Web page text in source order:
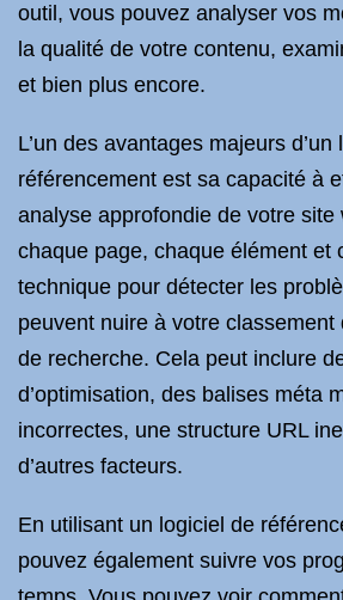
outil, vous pouvez analyser vos
la qualité de votre contenu,
et bien plus encore.
L’un des avantages majeurs d’un
référencement est sa capacité à
analyse approfondie de votre site
chaque page, chaque élément et
technique pour détecter les
peuvent nuire à votre classement
de recherche. Cela peut inclure
d’optimisation, des balises méta
incorrectes, une structure URL
d’autres facteurs.
En utilisant un logiciel de
pouvez également suivre vos